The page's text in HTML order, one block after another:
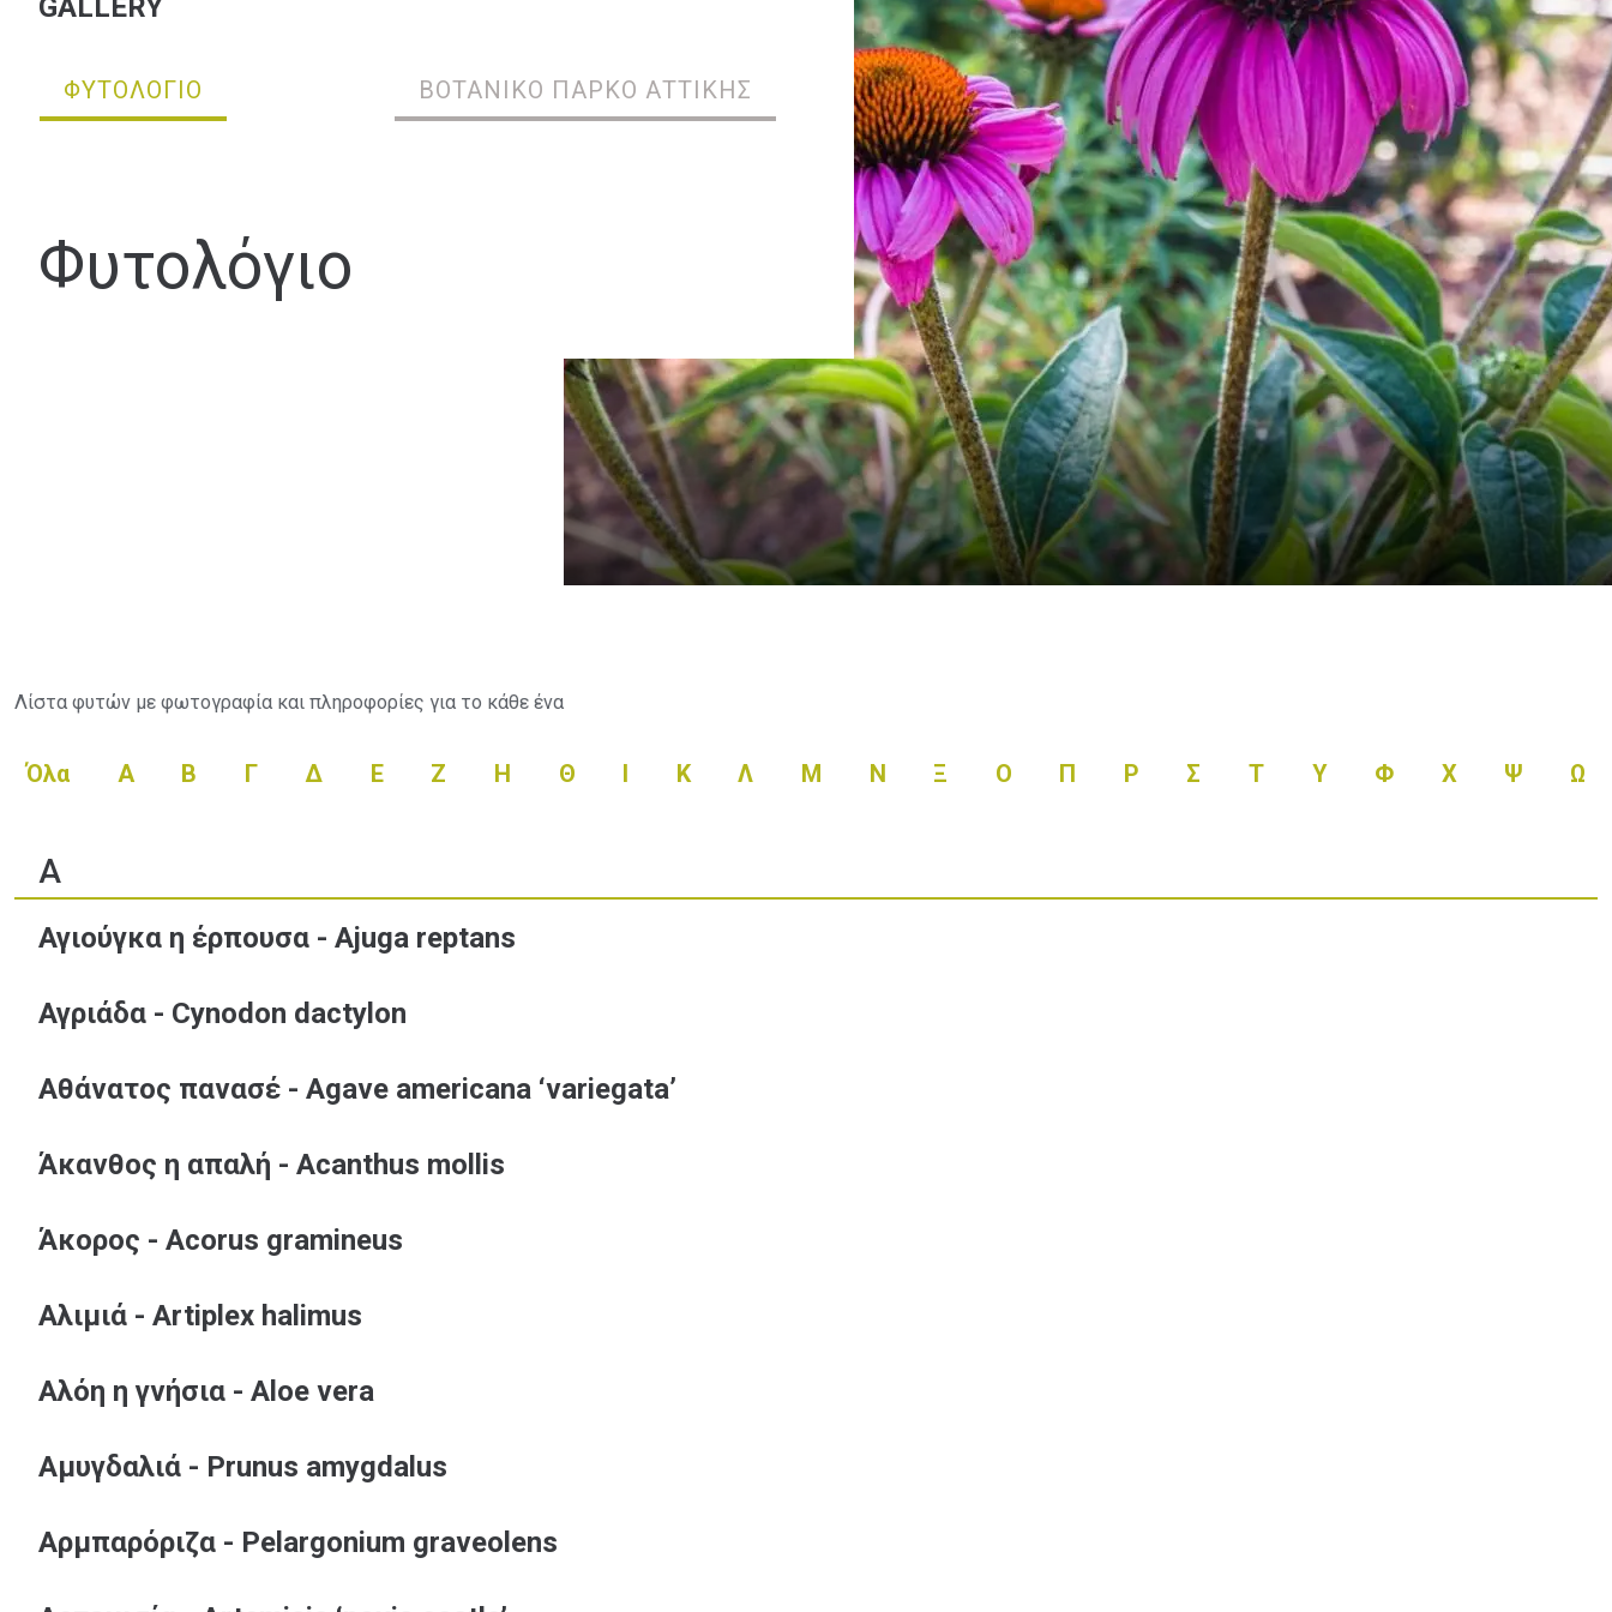
ΦΥΤΟΛΌΓΙΟ ΒΟΤΑΝΙΚΌ ΠΆΡΚΟ ΑΤΤΙΚΉΣ
Φυτολόγιο
Λίστα φυτών με φωτογραφία και πληροφορίες για το κάθε ένα
Όλα Α Β Γ Δ Ε Ζ Η Θ Ι Κ Λ Μ Ν Ξ Ο Π Ρ Σ Τ Υ Φ Χ Ψ Ω
Α
Αγιούγκα η έρπουσα - Ajuga reptans
Αγριάδα - Cynodon dactylon
Αθάνατος πανασέ - Agave americana ‘variegata’
Άκανθος η απαλή - Acanthus mollis
Άκορος - Acorus gramineus
Αλιμιά - Artiplex halimus
Αλόη η γνήσια - Aloe vera
Αμυγδαλιά - Prunus amygdalus
Αρμπαρόριζα - Pelargonium graveolens